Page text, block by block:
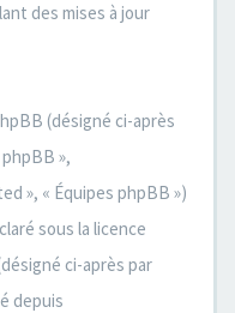
des mises à jour
(désigné ci-après
phpBB »,
», « Équipes phpBB »)
sous la licence
ci-après par
depuis